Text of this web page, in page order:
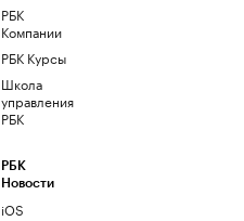
РБК
Компании
РБК Курсы
Школа
управления
РБК
РБК
Новости
iOS